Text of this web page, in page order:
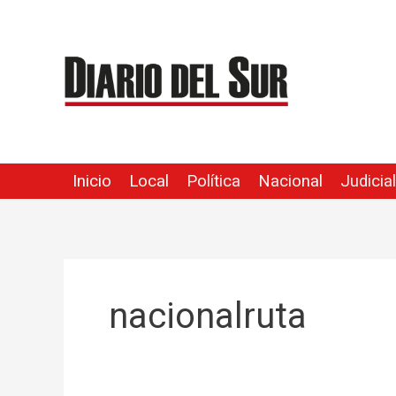
contenido
Inicio Local Política Nacional Judicial
nacionalruta